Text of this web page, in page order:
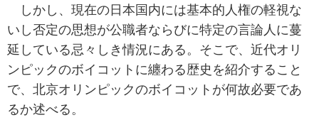
しかし、現在の日本国内には基本的人権の軽視な
いし否定の思想が公職者ならびに特定の言論人に蔓
延している忌々しき情況にある。そこで、近代オリ
ンピックのボイコットに纏わる歴史を紹介すること
で、北京オリンピックのボイコットが何故必要であ
るか述べる。